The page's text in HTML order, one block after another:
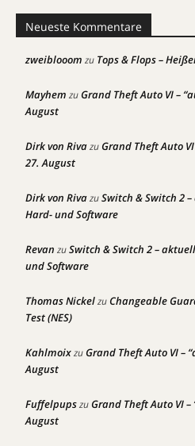
Neueste Kommentare
zweiblooom zu Tops & Flops –
Mayhem zuGrand Theft Auto VI –
August
Dirk von RivazuGrand Theft Auto
27. August
Dirk von RivazuSwitch & Switch 2
Hard- und Software
Revan zuSwitch & Switch 2 –
und Software
Thomas NickelzuChangeable
Test (NES)
KahlmoixzuGrand Theft Auto VI –
August
FuffelpupszuGrand Theft Auto VI
August